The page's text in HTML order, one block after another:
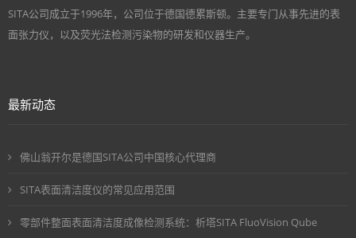
SITA公司成立于1996年，公司位于德国德累斯顿。主要专门从事先进的表
面张力仪，以及荧光法检测污染物的研发和仪器生产。
最新动态
佛山翁开尔是德国SITA公司中国核心代理商
SITA表面清洁度仪的常见应用范围
零部件整面表面清洁度成像检测系统：析塔SITA FluoVision Qube